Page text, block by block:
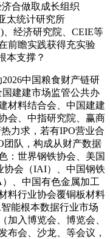
合做取成长组织
太统计研究所
、经济研究院、CEIE等
前瞻实践获得充实验
本支撑？
中国粮食财产链研
建建市场监管公共办
材料结合会、中国建建
会、中指研究院、赢商
力求，若有IPO营业合
团队，构成从财产数据
：世界钢铁协会、美国
协会（IAI）、中国钢铁
、中国有色金属加工
料行业协会覆铜板材料
能根本数据行业市场
加入博览会、博览会、
布会、沙龙、等会议，